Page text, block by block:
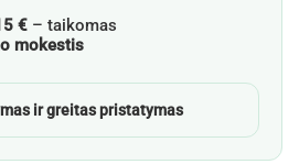
€ – taikomas
mokestis
ir greitas pristatymas